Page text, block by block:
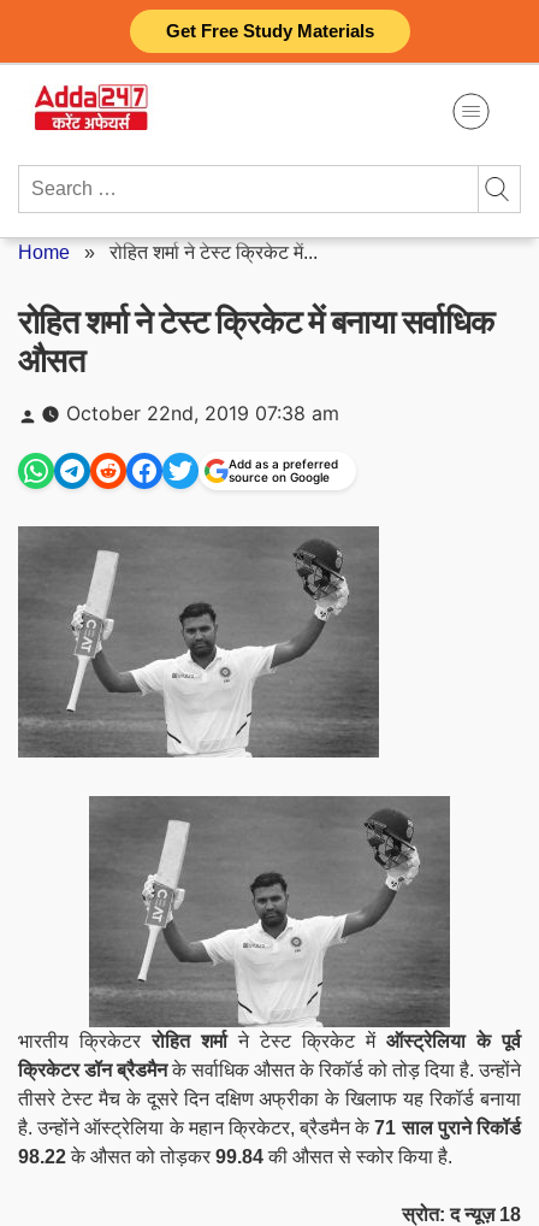
Get Free Study Materials
content
Search
Home »रोहित शर्मा ने टेस्ट क्रिकेट में...
रोहित शर्मा ने टेस्ट क्रिकेट में बनाया सर्वाधिक
औसत
Posted
by
October 22nd, 2019 07:38 am
Add as a preferred
source on Google
भारतीय क्रिकेटररोहित शर्माने टेस्ट क्रिकेट में ऑस्ट्रेलिया के पूर्व
क्रिकेटर डॉन ब्रैडमैनके सर्वाधिक औसत के रिकॉर्ड को तोड़ दिया है. उन्होंने
तीसरे टेस्ट मैच के दूसरे दिन दक्षिण अफ्रीका के खिलाफ यह रिकॉर्ड बनाया
है. उन्होंने ऑस्ट्रेलिया के महान क्रिकेटर, ब्रैडमैन के71 साल पुराने रिकॉर्ड
98.22के औसत को तोड़कर 99.84की औसत से स्कोर किया है.
स्रोत: द न्यूज़ 18